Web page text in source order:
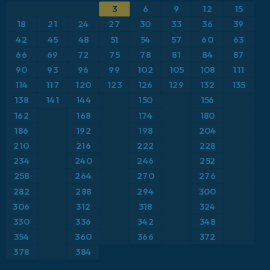
ICON Alemania 2 km
Caribe
Escandinavia
Estados Unidos
Europa
Francia
Grecia
Islandia
Anomalía de temperatura a 2 m
Anomalía de temperatura a 850 hPa
CAPE
Precipitación, nubes y presión
Profundidad de nieve
Punto de rocío a 2 m
Ráfagas de Viento Máximas
Ráfagas de viento
3 6 9 12
15
18
21 24 27 30 33 36 39
42 45 48 51 54 57 60
63
66
69 72 75 78 81 84 87
90 93 96 99 102 105 108 111
114 117 120 123 126 129 132 135
138 141 144 150
156
162
168 174
180
186
192 198
204
210
216 222 228
234 240 246 252
258 264 270
276
282
288 294
300
306
312 318
324
330
336 342 348
354 360 366 372
378 384